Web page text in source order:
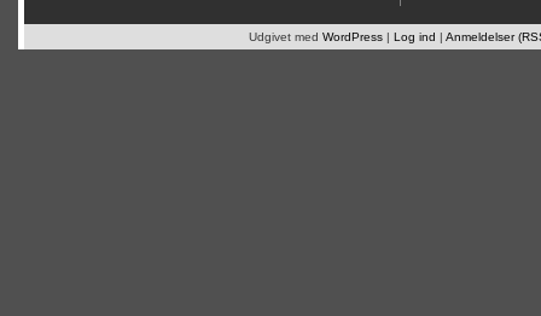
Udgivet med WordPress | Log ind | Anmeldelser